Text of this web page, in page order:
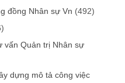
đồng Nhân sự Vn (492)
vấn Quản trị Nhân sự
dựng mô tả công việc